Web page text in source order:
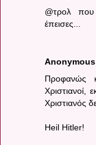
@τρολ που
έπεισες...
Anonymous
Προφανώς
Χριστιανοί,
Χριστιανός
Heil Hitler!